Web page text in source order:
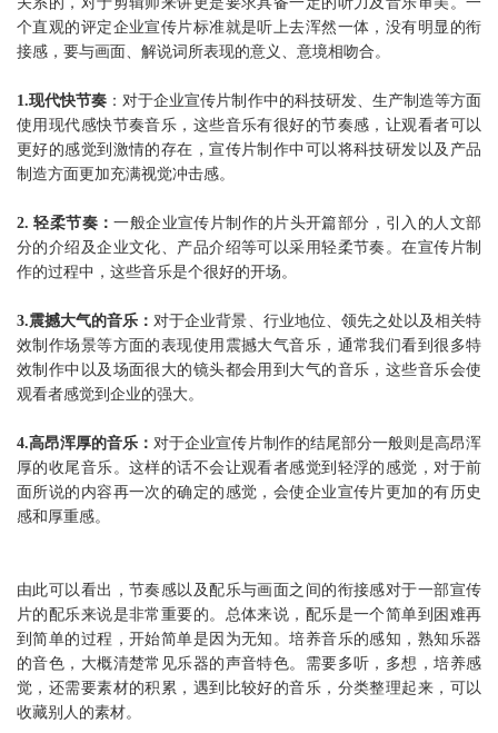
个直观的评定企业宣传片标准就是听上去浑然一体，没有明显的衔
接感，要与画面、解说词所表现的意义、意境相吻合。
1.现代快节奏 ：对于企业宣传片制作中的科技研发、生产制造等方面
使用现代感快节奏音乐，这些音乐有很好的节奏感，让观看者可以
更好的感觉到激情的存在，宣传片制作中可以将科技研发以及产品
制造方面更加充满视觉冲击感。
2. 轻柔节奏：一般企业宣传片制作的片头开篇部分，引入的人文部
分的介绍及企业文化、产品介绍等可以采用轻柔节奏。在宣传片制
作的过程中，这些音乐是个很好的开场。
3.震撼大气的音乐：对于企业背景、行业地位、领先之处以及相关特
效制作场景等方面的表现使用震撼大气音乐，通常我们看到很多特
效制作中以及场面很大的镜头都会用到大气的音乐，这些音乐会使
观看者感觉到企业的强大。
4.高昂浑厚的音乐：对于企业宣传片制作的结尾部分一般则是高昂浑
厚的收尾音乐。这样的话不会让观看者感觉到轻浮的感觉，对于前
面所说的内容再一次的确定的感觉，会使企业宣传片更加的有历史
感和厚重感。
由此可以看出，节奏感以及配乐与画面之间的衔接感对于一部宣传
片的配乐来说是非常重要的。总体来说，配乐是一个简单到困难再
到简单的过程，开始简单是因为无知。培养音乐的感知，熟知乐器
的音色，大概清楚常见乐器的声音特色。需要多听，多想，培养感
觉，还需要素材的积累，遇到比较好的音乐，分类整理起来，可以
收藏别人的素材。